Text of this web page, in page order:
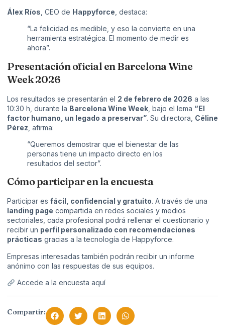
Álex Ríos , CEO de Happyforce , destaca:
“La felicidad es medible, y eso la convierte en una
herramienta estratégica. El momento de medir es
ahora”.
Presentación oficial en Barcelona Wine
Week 2026
Los resultados se presentarán el 2 de febrero de 2026 a las
10:30 h, durante la Barcelona Wine Week , bajo el lema “El
factor humano, un legado a preservar”. Su directora, Céline
Pérez , afirma:
“Queremos demostrar que el bienestar de las
personas tiene un impacto directo en los
resultados del sector”.
Cómo participar en la encuesta
Participar es fácil, confidencial y gratuito. A través de una
landing page compartida en redes sociales y medios
sectoriales, cada profesional podrá rellenar el cuestionario y
recibir un perfil personalizado con recomendaciones
prácticas gracias a la tecnología de Happyforce.
Empresas interesadas también podrán recibir un informe
anónimo con las respuestas de sus equipos.
Accede a la encuesta aquí
Compartir: